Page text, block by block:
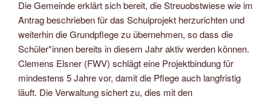
Die Gemeinde erklärt sich bereit, die Streuobstwiese wie im
Antrag beschrieben für das Schulprojekt herzurichten und
weiterhin die Grundpflege zu übernehmen, so dass die
Schüler*innen bereits in diesem Jahr aktiv werden können.
Clemens Elsner (FWV) schlägt eine Projektbindung für
mindestens 5 Jahre vor, damit die Pflege auch langfristig
läuft. Die Verwaltung sichert zu, dies mit den